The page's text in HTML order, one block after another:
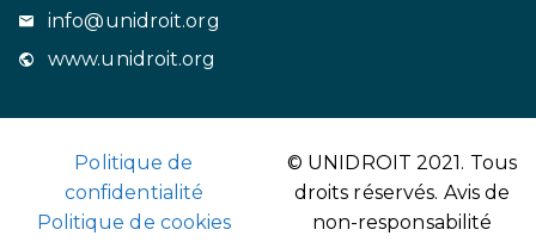
info@unidroit.org
www.unidroit.org
Politique de
confidentialité
Politique de cookies
© UNIDROIT 2021. Tous
droits réservés. Avis de
non-responsabilité